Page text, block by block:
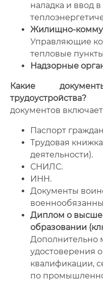
наладка и ввод
Жилищно-
Управляющие
тепловые
Надзорные
Какие
трудоустройства?
документов
Паспорт
Трудовая
деятельности).
СНИЛС.
ИНН.
Документы
Диплом о
образовании
Дополнительно
удостоверения
квалификации,
по